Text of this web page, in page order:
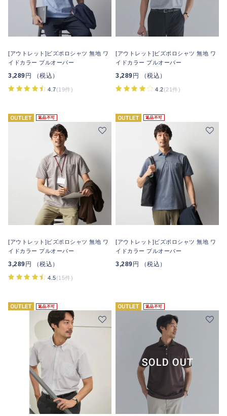
[アウトレット]ビズポロシャツ 無地 ワ
イドカラー プルオーバー
3,289円 （税込）
4.7(19件)
[アウトレット]ビズポロシャツ 無地 ワ
イドカラー プルオーバー
3,289円 （税込）
4.2(21件)
返品不可
[アウトレット]ビズポロシャツ 無地 ワ
イドカラー プルオーバー
3,289 円 （税込）
4.5(15件)
返品不可
[アウトレット]ビズポロシャツ 無地 ワ
イドカラー プルオーバー
3,289 円 （税込）
返品不可 返品不可